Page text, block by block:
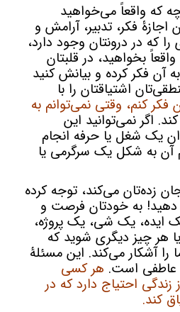
که واقعاً می‌خواهید
فکر، تدبیر، آرامش و
که در درونتان وجود دارد،
بخواهید، در قلبتان
آن فکر کرده و بیانش کنید
اشتیاقتان را با
فکر کنم، وقتی نمی‌توانم به
اگر نمی‌توانید این
یک شغل یا حرفه انجام
آن به شکل یک سرگرمی یا
زده‌تان می‌کند، توجه کرده
دهید! به خودتان فرصت و
ایده، یک شی، یک پروژه،
هر چیز دیگری شوید که
آشکار می‌کند. این مسئلۀ
عاطفی است. هر کسی
احتیاج دارد که در
کند.